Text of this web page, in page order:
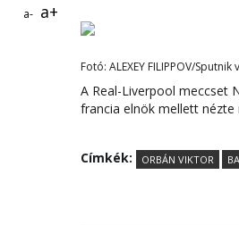
a- a+
Fotó: ALEXEY FILIPPOV/Sputnik
A Real-Liverpool meccset
francia elnök mellett nézte
Címkék: ORBÁN VIKTOR